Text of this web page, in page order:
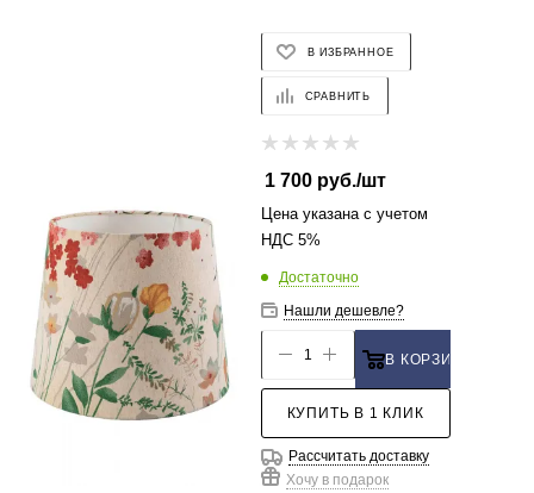
В ИЗБРАННОЕ
СРАВНИТЬ
1 700руб./шт
Цена указана с учетом
НДС 5%
Достаточно
Нашли дешевле?
В КОРЗИНУ
КУПИТЬ В 1 КЛИК
Рассчитать доставку
Хочу в подарок